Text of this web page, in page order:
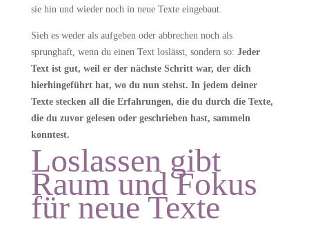
sie hin und wieder noch in neue Texte eingebaut.
Sieh es weder als aufgeben oder abbrechen noch als
sprunghaft, wenn du einen Text loslässt, sondern so: Jeder
Text ist gut, weil er der nächste Schritt war, der dich
hierhingeführt hat, wo du nun stehst. In jedem deiner
Texte stecken all die Erfahrungen, die du durch die Texte,
die du zuvor gelesen oder geschrieben hast, sammeln
konntest.
Loslassen gibt
Raum und Fokus
für neue Texte